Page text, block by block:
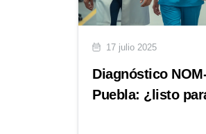
17 julio 2025
Diagnóstico
Puebla: ¿listo